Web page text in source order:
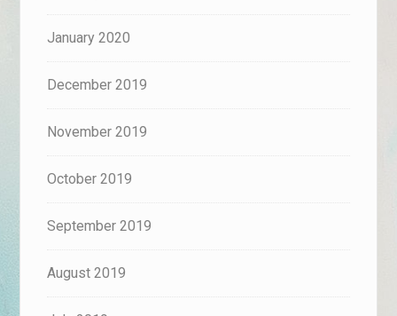
January 2020
December 2019
November 2019
October 2019
September 2019
August 2019